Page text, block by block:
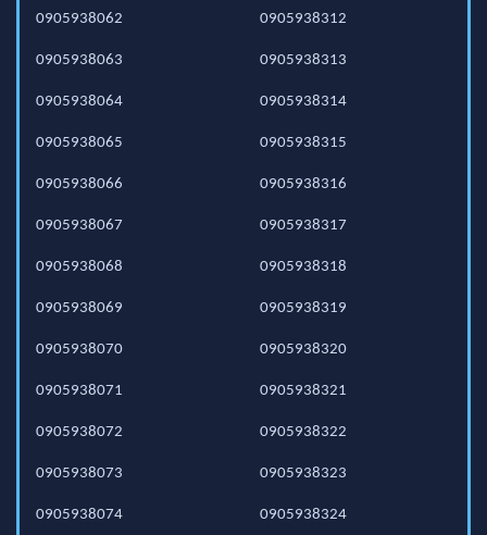
0905938062
0905938063
0905938064
0905938065
0905938066
0905938067
0905938068
0905938069
0905938070
0905938071
0905938072
0905938073
0905938074
0905938312
0905938313
0905938314
0905938315
0905938316
0905938317
0905938318
0905938319
0905938320
0905938321
0905938322
0905938323
0905938324